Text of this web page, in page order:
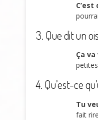
3. Que dit un
Ça
4. Qu’est-ce
Tu
fait